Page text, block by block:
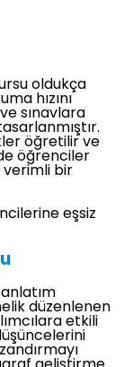
oldukça
hızını
sınavlara
öğretilir ve
öğrenciler
verimli bir
eşsiz
düzenlenen
etkili